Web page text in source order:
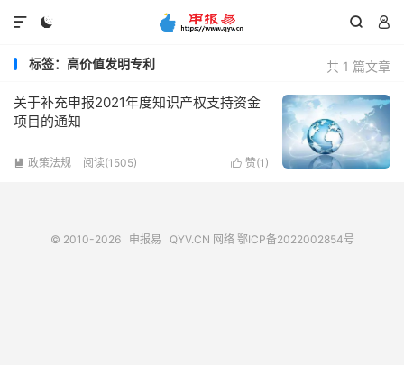
  

共 1 篇文章
标签：高价值发明专利
关于补充申报2021年度知识产权支持资金
项目的通知
 赞(1 )
 政策法规 阅读(1505)
© 2010-2026 申报易 QYV.CN 网络 鄂ICP备2022002854号